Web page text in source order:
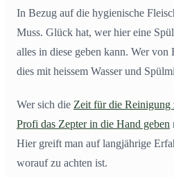
In Bezug auf die hygienische
Muss. Glück hat, wer hier eine
alles in diese geben kann. Wer von
dies mit heissem Wasser und
Wer sich die Zeit für die Reinigung
Profi das Zepter in die Hand geben
Hier greift man auf langjährige
worauf zu achten ist.